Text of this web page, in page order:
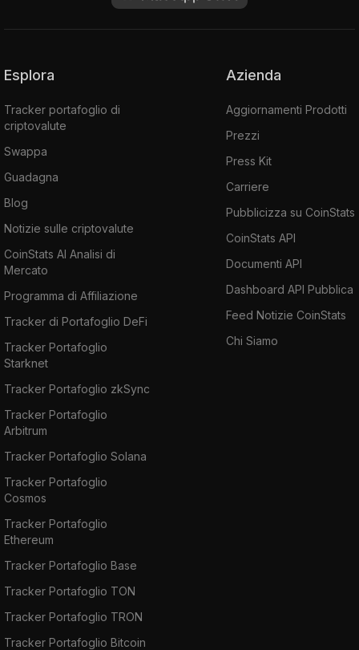
Esplora
Tracker portafoglio di
criptovalute
Swappa
Guadagna
Blog
Notizie sulle criptovalute
CoinStats AI Analisi di
Mercato
Programma di Affiliazione
Tracker di Portafoglio DeFi
Tracker Portafoglio
Starknet
Tracker Portafoglio zkSync
Tracker Portafoglio
Arbitrum
Tracker Portafoglio Solana
Tracker Portafoglio
Cosmos
Tracker Portafoglio
Ethereum
Tracker Portafoglio Base
Tracker Portafoglio TON
Tracker Portafoglio TRON
Tracker Portafoglio Bitcoin
Azienda
Aggiornamenti Prodotti
Prezzi
Press Kit
Carriere
Pubblicizza su CoinStats
CoinStats API
Documenti API
Dashboard API Pubblica
Feed Notizie CoinStats
Chi Siamo